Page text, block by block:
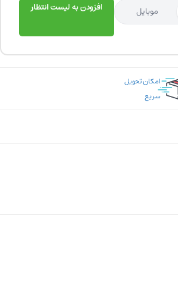
موبایل افزودن به لیست انتظار
امکان تحویل
سریع